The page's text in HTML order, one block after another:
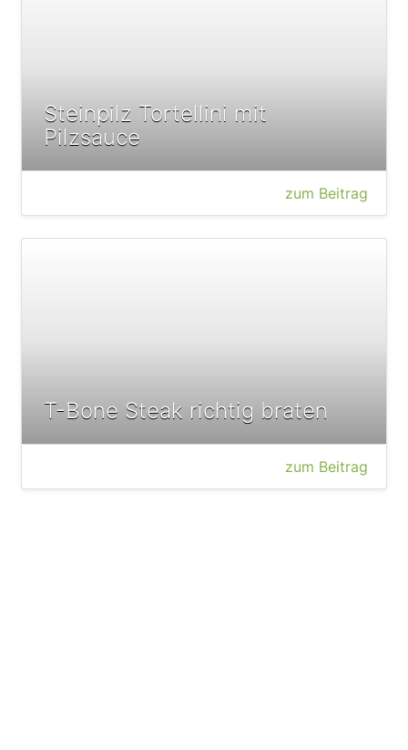
Steinpilz Tortellini mit
Pilzsauce
zum Beitrag
T-Bone Steak richtig braten
zum Beitrag